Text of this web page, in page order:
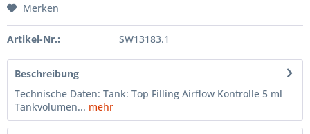
Merken
Artikel-Nr.: SW13183.1
Beschreibung
Technische Daten: Tank: Top Filling Airflow Kontrolle 5 ml
Tankvolumen... mehr